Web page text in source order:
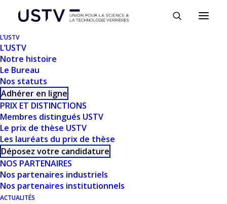
L’USTV
L’USTV
Notre histoire
Le Bureau
Nos statuts
Adhérer en ligne
PRIX ET DISTINCTIONS
Membres distingués USTV
Le prix de thèse USTV
Les lauréats du prix de thèse
Déposez votre candidature
NOS PARTENAIRES
Nos partenaires industriels
Nos partenaires institutionnels
ACTUALITÉS
TÉLÉCHARGER
Télécharger